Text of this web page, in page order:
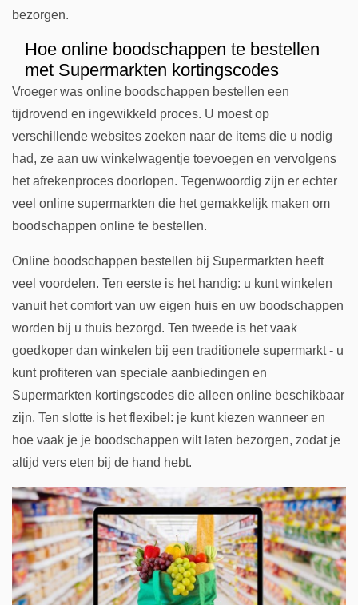
bezorgen.
Hoe online boodschappen te bestellen
met Supermarkten kortingscodes
Vroeger was online boodschappen bestellen een
tijdrovend en ingewikkeld proces. U moest op
verschillende websites zoeken naar de items die u nodig
had, ze aan uw winkelwagentje toevoegen en vervolgens
het afrekenproces doorlopen. Tegenwoordig zijn er echter
veel online supermarkten die het gemakkelijk maken om
boodschappen online te bestellen.
Online boodschappen bestellen bij Supermarkten heeft
veel voordelen. Ten eerste is het handig: u kunt winkelen
vanuit het comfort van uw eigen huis en uw boodschappen
worden bij u thuis bezorgd. Ten tweede is het vaak
goedkoper dan winkelen bij een traditionele supermarkt - u
kunt profiteren van speciale aanbiedingen en
Supermarkten kortingscodes die alleen online beschikbaar
zijn. Ten slotte is het flexibel: je kunt kiezen wanneer en
hoe vaak je je boodschappen wilt laten bezorgen, zodat je
altijd vers eten bij de hand hebt.